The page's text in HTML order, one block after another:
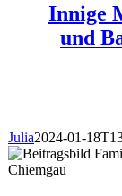
Innige
und
Julia2024-01-